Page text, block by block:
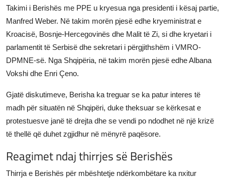
Takimi i Berishës me PPE u kryesua nga presidenti i kësaj partie,
Manfred Weber. Në takim morën pjesë edhe kryeministrat e
Kroacisë, Bosnje-Hercegovinës dhe Malit të Zi, si dhe kryetari i
parlamentit të Serbisë dhe sekretari i përgjithshëm i VMRO-
DPMNE-së. Nga Shqipëria, në takim morën pjesë edhe Albana
Vokshi dhe Enri Çeno.
Gjatë diskutimeve, Berisha ka treguar se ka patur interes të
madh për situatën në Shqipëri, duke theksuar se kërkesat e
protestuesve janë të drejta dhe se vendi po ndodhet në një krizë
të thellë që duhet zgjidhur në mënyrë paqësore.
Reagimet ndaj thirrjes së Berishës
Thirrja e Berishës për mbështetje ndërkombëtare ka nxitur